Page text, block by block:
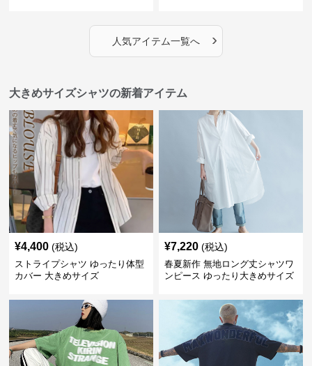
人気アイテム一覧へ ›
大きめサイズシャツの新着アイテム
¥4,400 (税込)
ストライプシャツ ゆったり体型
カバー 大きめサイズ
¥7,220 (税込)
春夏新作 無地ロング丈シャツワ
ンピース ゆったり大きめサイズ